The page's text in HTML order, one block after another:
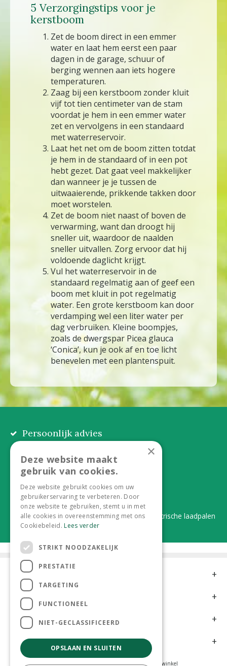
5 Verzorgingstips voor je
kerstboom
Zet de boom direct in een emmer
water en laat hem eerst een paar
dagen in de garage, schuur of
berging wennen aan iets hogere
temperaturen.
Zaag bij een kerstboom zonder kluit
vijf tot tien centimeter van de stam
voordat je hem in een emmer water
zet en vervolgens in een standaard
met waterreservoir.
Laat het net om de boom zitten totdat
je hem in de standaard of in een pot
hebt gezet. Dat gaat veel makkelijker
dan wanneer je je tussen de
uitwaaierende, prikkende takken door
moet worstelen.
Zet de boom niet naast of boven de
verwarming, want dan droogt hij
sneller uit, waardoor de naalden
sneller uitvallen. Zorg ervoor dat hij
voldoende daglicht krijgt.
Vul het waterreservoir in de
standaard regelmatig aan of geef een
boom met kluit in pot regelmatig
water. Een grote kerstboom kan door
verdamping wel een liter water per
dag verbruiken. Kleine boompjes,
zoals de dwergspar Picea glauca
‘Conica’, kun je ook af en toe licht
benevelen met een plantenspuit.
Persoonlijk advies
Alles onder één dak
Duurzaam en dorpsgemak
Lever je statiegeldflessen bij ons in én elektrische laadpalen
Contact
Openingstijden
Meer informatie
Klantervaringen
Tuincentrum Hoveniers Kamerplanten Dierenwinkel
×
Deze website maakt
gebruik van cookies.
Deze website gebruikt cookies om uw
gebruikerservaring te verbeteren. Door
onze website te gebruiken, stemt u in met
alle cookies in overeenstemming met ons
Cookiebeleid. Lees verder
STRIKT NOODZAKELIJK
PRESTATIE
TARGETING
FUNCTIONEEL
NIET-GECLASSIFICEERD
OPSLAAN EN SLUITEN